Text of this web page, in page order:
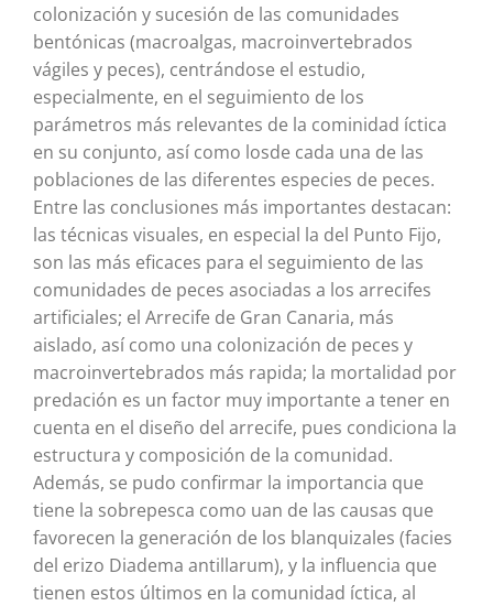
colonización y sucesión de las comunidades
bentónicas (macroalgas, macroinvertebrados
vágiles y peces), centrándose el estudio,
especialmente, en el seguimiento de los
parámetros más relevantes de la cominidad íctica
en su conjunto, así como losde cada una de las
poblaciones de las diferentes especies de peces.
Entre las conclusiones más importantes destacan:
las técnicas visuales, en especial la del Punto Fijo,
son las más eficaces para el seguimiento de las
comunidades de peces asociadas a los arrecifes
artificiales; el Arrecife de Gran Canaria, más
aislado, así como una colonización de peces y
macroinvertebrados más rapida; la mortalidad por
predación es un factor muy importante a tener en
cuenta en el diseño del arrecife, pues condiciona la
estructura y composición de la comunidad.
Además, se pudo confirmar la importancia que
tiene la sobrepesca como uan de las causas que
favorecen la generación de los blanquizales (facies
del erizo Diadema antillarum), y la influencia que
tienen estos últimos en la comunidad íctica, al